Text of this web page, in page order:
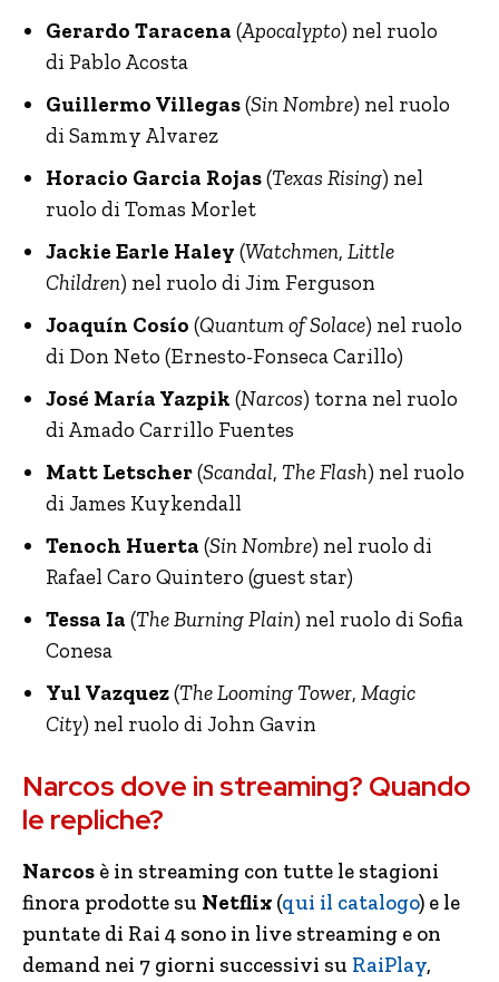
Gerardo Taracena (Apocalypto) nel ruolo
di Pablo Acosta
Guillermo Villegas(Sin Nombre) nel ruolo
di Sammy Alvarez
Horacio Garcia Rojas(Texas Rising) nel
ruolo di Tomas Morlet
Jackie Earle Haley (Watchmen, Little
Children) nel ruolo di Jim Ferguson
Joaquín Cosío (Quantum of Solace) nel ruolo
di Don Neto (Ernesto-Fonseca Carillo)
José María Yazpik (Narcos) torna nel ruolo
di Amado Carrillo Fuentes
Matt Letscher(Scandal, The Flash) nel ruolo
di James Kuykendall
Tenoch Huerta (Sin Nombre) nel ruolo di
Rafael Caro Quintero (guest star)
Tessa Ia (The Burning Plain) nel ruolo di Sofia
Conesa
Yul Vazquez(The Looming Tower, Magic
City) nel ruolo di John Gavin
Narcos dove in streaming? Quando
le repliche?
Narcos è in streaming con tutte le stagioni
finora prodotte su Netflix (qui il catalogo) e le
puntate di Rai 4 sono in live streaming e on
demand nei 7 giorni successivi su RaiPlay,